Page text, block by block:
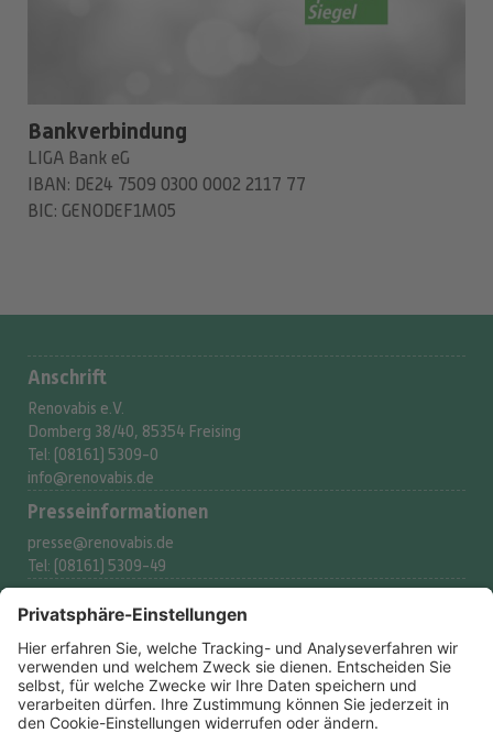
Bankverbindung
LIGA Bank eG
IBAN: DE24 7509 0300 0002 2117 77
BIC: GENODEF1M05
Anschrift
Renovabis e.V.
Domberg 38/40, 85354 Freising
Tel: (08161) 5309-0
info@renovabis.de
Presse­informationen
presse@renovabis.de
Tel: (08161) 5309-49
spenden@renovabis.de
Tel: (08161) 5309-53
Spendenkonto
IBAN:DE24 7509 03000002 2117 77